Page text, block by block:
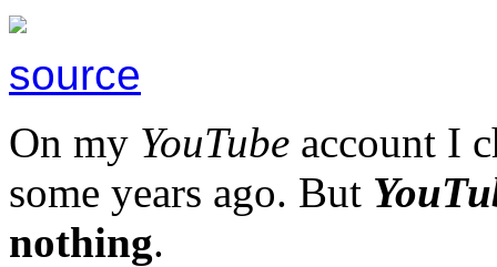
source
On my YouTube account I
some years ago. But
nothing.